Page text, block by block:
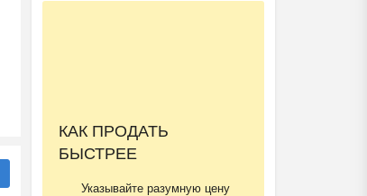
КАК ПРОДАТЬ
БЫСТРЕЕ
Указывайте разумную цену